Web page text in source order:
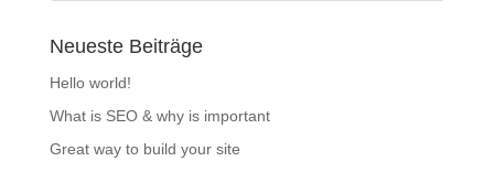
Neueste Beiträge
Hello world!
What is SEO & why is important
Great way to build your site